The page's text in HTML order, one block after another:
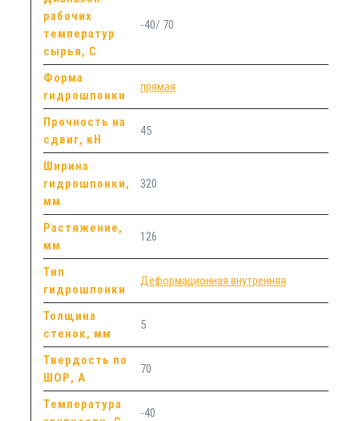
рабочих
температур
сырья, С
-40/ 70
Форма
гидрошпонки
прямая
Прочность на
сдвиг, кН
45
Ширина
гидрошпонки,
мм
320
Растяжение,
мм
126
Тип
гидрошпонки
Деформационная внутренняя
Толщина
стенок, мм
5
Твердость по
ШОР, А
70
Температура
-40